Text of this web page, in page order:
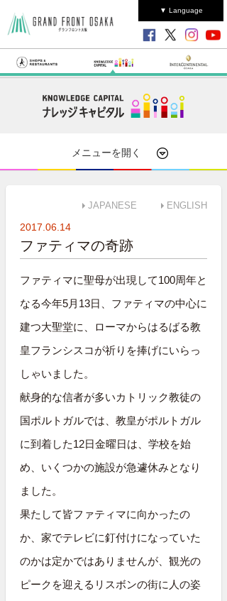
▼ Language
メニューを開く
JAPANESE ENGLISH
2017.06.14
ファティマの奇跡
ファティマに聖母が出現して100周年と
なる今年5月13日、ファティマの中心に
建つ大聖堂に、ローマからはるばる教
皇フランシスコが祈りを捧げにいらっ
しゃいました。
献身的な信者が多いカトリック教徒の
国ポルトガルでは、教皇がポルトガル
に到着した12日金曜日は、学校を始
め、いくつかの施設が急遽休みとなり
ました。
果たして皆ファティマに向かったの
か、家でテレビに釘付けになっていた
のかは定かではありませんが、観光の
ピークを迎えるリスボンの街に人の姿